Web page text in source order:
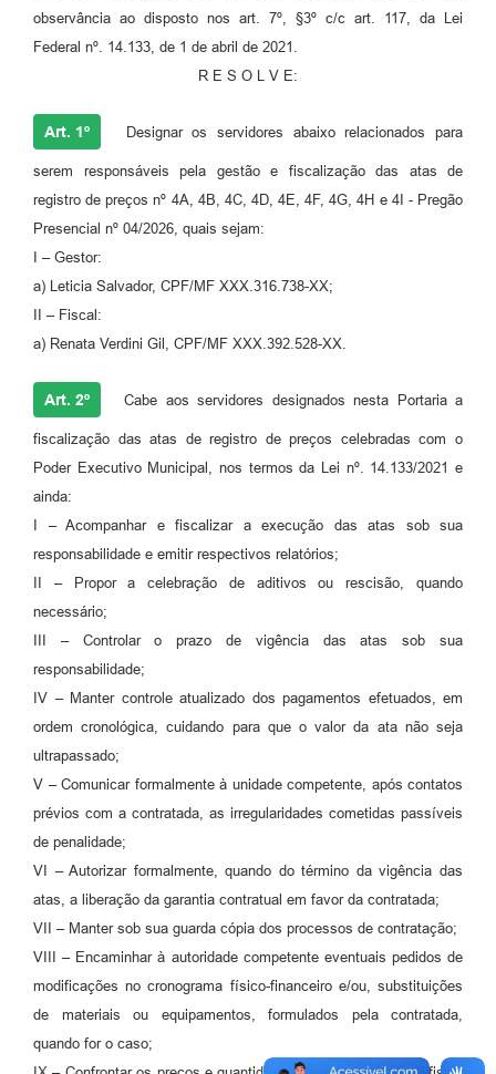
observância ao disposto nos art. 7º, §3º c/c art. 117, da Lei
Federal nº. 14.133, de 1 de abril de 2021.
R E S O L V E:
Art. 1º Designar os servidores abaixo relacionados para
serem responsáveis pela gestão e fiscalização das atas de
registro de preços nº 4A, 4B, 4C, 4D, 4E, 4F, 4G, 4H e 4I - Pregão
Presencial nº 04/2026, quais sejam:
I – Gestor:
a) Leticia Salvador, CPF/MF XXX.316.738-XX;
II – Fiscal:
a) Renata Verdini Gil, CPF/MF XXX.392.528-XX.
Art. 2º Cabe aos servidores designados nesta Portaria a
fiscalização das atas de registro de preços celebradas com o
Poder Executivo Municipal, nos termos da Lei nº. 14.133/2021 e
ainda:
I – Acompanhar e fiscalizar a execução das atas sob sua
responsabilidade e emitir respectivos relatórios;
II – Propor a celebração de aditivos ou rescisão, quando
necessário;
III – Controlar o prazo de vigência das atas sob sua
responsabilidade;
IV – Manter controle atualizado dos pagamentos efetuados, em
ordem cronológica, cuidando para que o valor da ata não seja
ultrapassado;
V – Comunicar formalmente à unidade competente, após contatos
prévios com a contratada, as irregularidades cometidas passíveis
de penalidade;
VI – Autorizar formalmente, quando do término da vigência das
atas, a liberação da garantia contratual em favor da contratada;
VII – Manter sob sua guarda cópia dos processos de contratação;
VIII – Encaminhar à autoridade competente eventuais pedidos de
modificações no cronograma físico-financeiro e/ou, substituições
de materiais ou equipamentos, formulados pela contratada,
quando for o caso;